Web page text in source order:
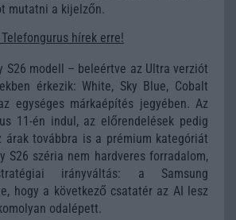
mutatni a kijelzőn.
hírek erre!
S26 modell – beleértve az Ultra verziót
érkezik: White, Sky Blue, Cobalt
egységes márkaépítés jegyében. Az
11-én indul, az előrendelések pedig
árak továbbra is a prémium kategóriát
S26 széria nem hardveres forradalom,
irányváltás: a Samsung
hogy a következő csatatér az AI lesz
odalépett.